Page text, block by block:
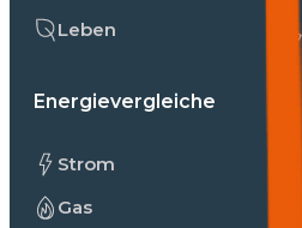
Leben
Energievergleiche
Strom
Gas